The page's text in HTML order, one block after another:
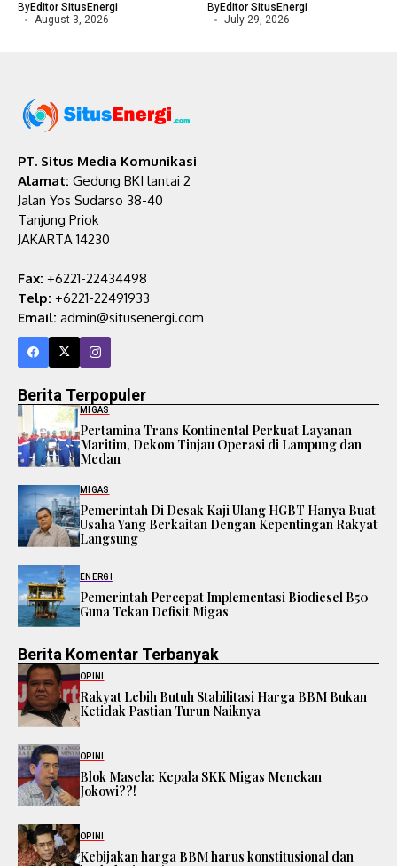
ByEditor SitusEnergi
August 3, 2026
ByEditor SitusEnergi
July 29, 2026
PT. Situs Media Komunikasi
Alamat: Gedung BKI lantai 2
Jalan Yos Sudarso 38-40
Tanjung Priok
JAKARTA 14230
Fax: +6221-22434498
Telp: +6221-22491933
Email: admin@situsenergi.com
Berita Terpopuler
MIGAS
Pertamina Trans Kontinental Perkuat Layanan
Maritim, Dekom Tinjau Operasi di Lampung dan
Medan
MIGAS
Pemerintah Di Desak Kaji Ulang HGBT Hanya Buat
Usaha Yang Berkaitan Dengan Kepentingan Rakyat
Langsung
ENERGI
Pemerintah Percepat Implementasi Biodiesel B50
Guna Tekan Defisit Migas
Berita Komentar Terbanyak
OPINI
Rakyat Lebih Butuh Stabilitasi Harga BBM Bukan
Ketidak Pastian Turun Naiknya
OPINI
Blok Masela: Kepala SKK Migas Menekan
Jokowi??!
OPINI
Kebijakan harga BBM harus konstitusional dan